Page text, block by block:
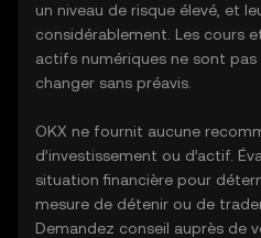
un niveau de risque élevé, et
considérablement. Les cours
actifs numériques ne sont
changer sans préavis.
OKX ne fournit aucune
d’investissement ou d’actif.
situation financière pour
mesure de détenir ou de
Demandez conseil auprès de